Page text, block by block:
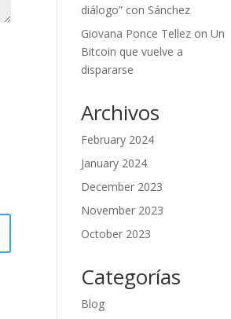
diálogo” con Sánchez
Giovana Ponce Tellez onUn
Bitcoin que vuelve a
dispararse
Archivos
February 2024
January 2024
December 2023
November 2023
October 2023
Categorías
Blog